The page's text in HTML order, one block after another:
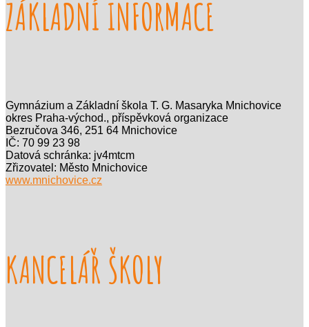
ZÁKLADNÍ INFORMACE
Gymnázium a Základní škola T. G. Masaryka Mnichovice
okres Praha-východ., příspěvková organizace
Bezručova 346, 251 64 Mnichovice
IČ: 70 99 23 98
Datová schránka: jv4mtcm
Zřizovatel: Město Mnichovice
www.mnichovice.cz
KANCELÁŘ ŠKOLY